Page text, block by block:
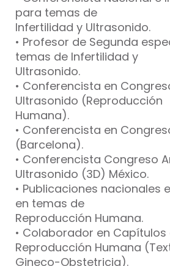
para temas de
Infertilidad y Ultrasonido.
• Profesor de Segunda
temas de Infertilidad y
Ultrasonido.
• Conferencista en
Ultrasonido (Reproducción
Humana).
• Conferencista en Congreso
(Barcelona).
• Conferencista Congreso
Ultrasonido (3D) México.
• Publicaciones nacionales
en temas de
Reproducción Humana.
• Colaborador en Capítulos
Reproducción Humana
Gineco-Obstetricia).